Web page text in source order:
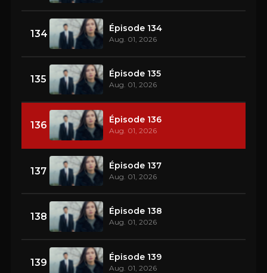
134 Épisode 134
Aug. 01, 2026
135 Épisode 135
Aug. 01, 2026
136 Épisode 136
Aug. 01, 2026
137 Épisode 137
Aug. 01, 2026
138 Épisode 138
Aug. 01, 2026
139 Épisode 139
Aug. 01, 2026